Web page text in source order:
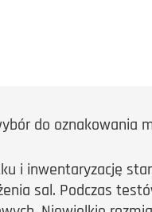
do oznakowania
i inwentaryzację
sal. Podczas